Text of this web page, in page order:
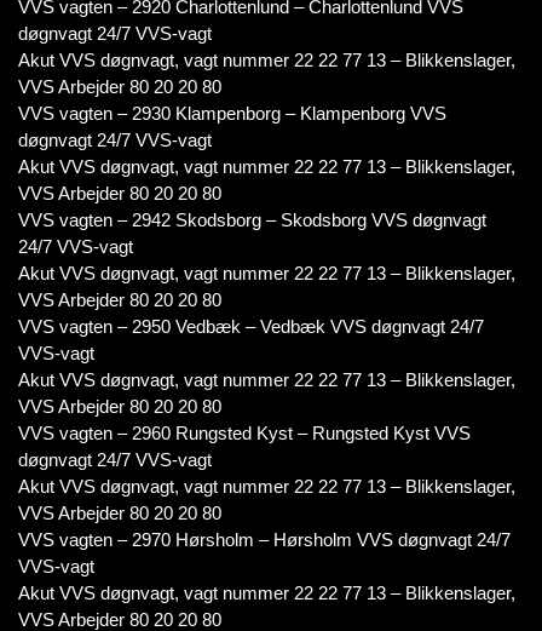
VVS vagten – 2920 Charlottenlund – Charlottenlund VVS
døgnvagt 24/7 VVS-vagt
Akut VVS døgnvagt, vagt nummer 22 22 77 13 – Blikkenslager,
VVS Arbejder 80 20 20 80
VVS vagten – 2930 Klampenborg – Klampenborg VVS
døgnvagt 24/7 VVS-vagt
Akut VVS døgnvagt, vagt nummer 22 22 77 13 – Blikkenslager,
VVS Arbejder 80 20 20 80
VVS vagten – 2942 Skodsborg – Skodsborg VVS døgnvagt
24/7 VVS-vagt
Akut VVS døgnvagt, vagt nummer 22 22 77 13 – Blikkenslager,
VVS Arbejder 80 20 20 80
VVS vagten – 2950 Vedbæk – Vedbæk VVS døgnvagt 24/7
VVS-vagt
Akut VVS døgnvagt, vagt nummer 22 22 77 13 – Blikkenslager,
VVS Arbejder 80 20 20 80
VVS vagten – 2960 Rungsted Kyst – Rungsted Kyst VVS
døgnvagt 24/7 VVS-vagt
Akut VVS døgnvagt, vagt nummer 22 22 77 13 – Blikkenslager,
VVS Arbejder 80 20 20 80
VVS vagten – 2970 Hørsholm – Hørsholm VVS døgnvagt 24/7
VVS-vagt
Akut VVS døgnvagt, vagt nummer 22 22 77 13 – Blikkenslager,
VVS Arbejder 80 20 20 80